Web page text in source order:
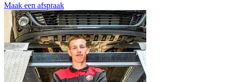
Maak een afspraak